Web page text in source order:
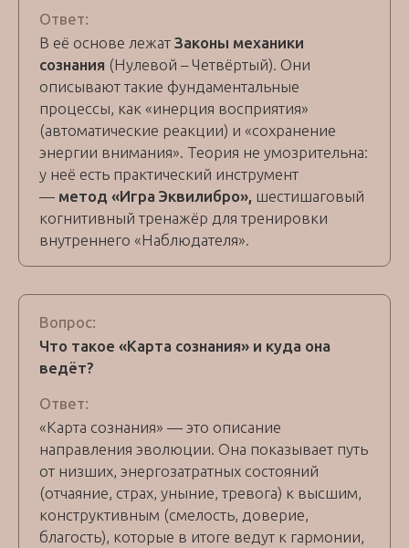
Ответ:
В её основе лежат Законы механики
сознания (Нулевой – Четвёртый). Они
описывают такие фундаментальные
процессы, как «инерция восприятия»
(автоматические реакции) и «сохранение
энергии внимания». Теория не умозрительна:
у неё есть практический инструмент
— метод «Игра Эквилибро», шестишаговый
когнитивный тренажёр для тренировки
внутреннего «Наблюдателя».
Вопрос:
Что такое «Карта сознания» и куда она
ведёт?
Ответ:
«Карта сознания» — это описание
направления эволюции. Она показывает путь
от низших, энергозатратных состояний
(отчаяние, страх, уныние, тревога) к высшим,
конструктивным (смелость, доверие,
благость), которые в итоге ведут к гармонии,